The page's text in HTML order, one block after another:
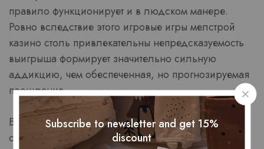
правило функционирует и в людском манере.
Ровно вследствие этого игровые игры мелстрой
казино столь привлекательны непредсказуемость
выигрыша формирует значительно сильную
аддикцию, чем обеспеченная, но прогнозируемая
поощрение.
В повседневной деятельности люди постоянно
сталкиваемся с варьирующимся поддержкой в
Subscribe to newsletter and get 15%
discount